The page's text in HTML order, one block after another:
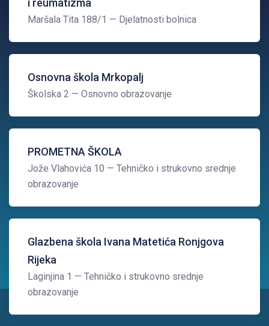
i reumatizma
Maršala Tita 188/1 — Djelatnosti bolnica
Osnovna škola Mrkopalj
Školska 2 — Osnovno obrazovanje
PROMETNA ŠKOLA
Jože Vlahovića 10 — Tehničko i strukovno srednje
obrazovanje
Glazbena škola Ivana Matetića Ronjgova
Rijeka
Laginjina 1 — Tehničko i strukovno srednje
obrazovanje